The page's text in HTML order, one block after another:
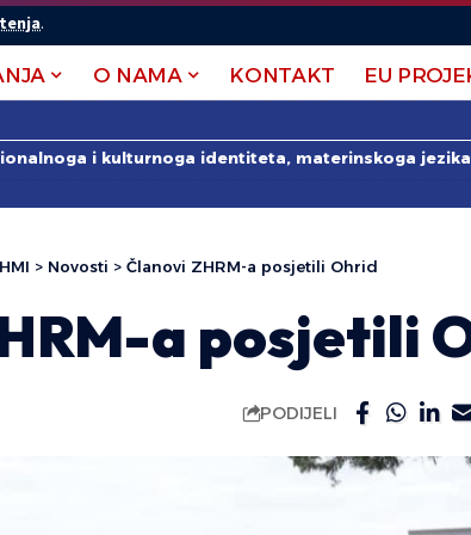
.
O NAMA KONTAKT EU
i kulturnoga identiteta, materinskoga
> Novosti > Članovi ZHRM-a posjetili Ohrid
a posjetili
PODIJELI